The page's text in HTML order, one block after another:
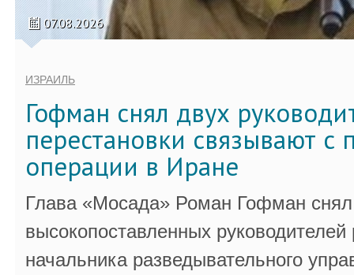
07.08.2026
ИЗРАИЛЬ
Гофман снял двух
перестановки связывают с
операции в Иране
Глава «Мосада» Роман Гофман снял
высокопоставленных
начальника разведывательного